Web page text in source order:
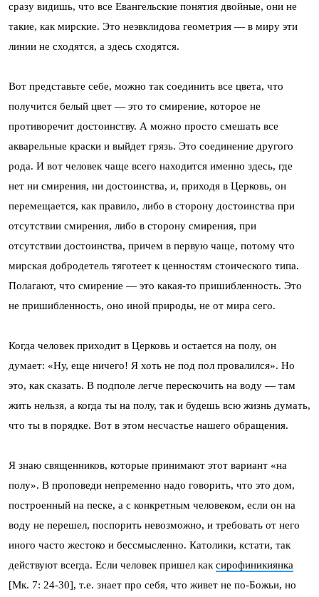
сразу видишь, что все Евангельские понятия двойные, они не
такие, как мирские. Это неэвклидова геометрия — в миру эти
линии не сходятся, а здесь сходятся.
Вот представьте себе, можно так соединить все цвета, что
получится белый цвет — это то смирение, которое не
противоречит достоинству. А можно просто смешать все
акварельные краски и выйдет грязь. Это соединение другого
рода. И вот человек чаще всего находится именно здесь, где
нет ни смирения, ни достоинства, и, приходя в Церковь, он
перемещается, как правило, либо в сторону достоинства при
отсутствии смирения, либо в сторону смирения, при
отсутствии достоинства, причем в первую чаще, потому что
мирская добродетель тяготеет к ценностям стоического типа.
Полагают, что смирение — это какая-то пришибленность. Это
не пришибленность, оно иной природы, не от мира сего.
Когда человек приходит в Церковь и остается на полу, он
думает: «Ну, еще ничего! Я хоть не под пол провалился». Но
это, как сказать. В подполе легче перескочить на воду — там
жить нельзя, а когда ты на полу, так и будешь всю жизнь думать,
что ты в порядке. Вот в этом несчастье нашего обращения.
Я знаю священников, которые принимают этот вариант «на
полу». В проповеди непременно надо говорить, что это дом,
построенный на песке, а с конкретным человеком, если он на
воду не перешел, поспорить невозможно, и требовать от него
иного часто жестоко и бессмысленно. Католики, кстати, так
действуют всегда. Если человек пришел как сирофиникиянка
[Мк. 7: 24-30], т.е. знает про себя, что живет не по-Божьи, но